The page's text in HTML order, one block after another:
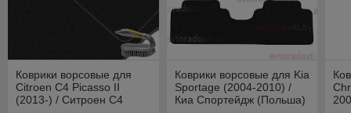
Коврики ворсовые для
Citroen C4 Picasso II
(2013-) / Ситроен С4
Коврики ворсовые для Kia
Sportage (2004-2010) /
Киа Спортейдж (Польша)